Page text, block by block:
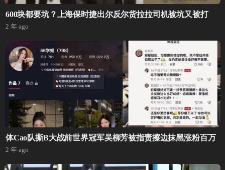
600块都要坑？上海保时捷出尔反尔货拉拉司机被坑又被打
2 年 ago
体Cao队撕B大战前世界冠军吴柳芳被指责擦边抹黑涨粉百万
2 年 ago